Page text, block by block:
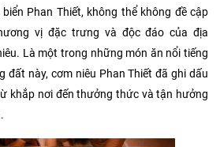
Phan Thiết, không thể không đề cập
vị đặc trưng và độc đáo của địa
Là một trong những món ăn nổi tiếng
đất này, cơm niêu Phan Thiết đã ghi dấu
khắp nơi đến thưởng thức và tận hưởng